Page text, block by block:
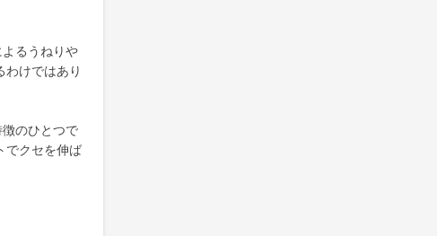
るうねりや
わけではあり
のひとつで
でクセを伸ば